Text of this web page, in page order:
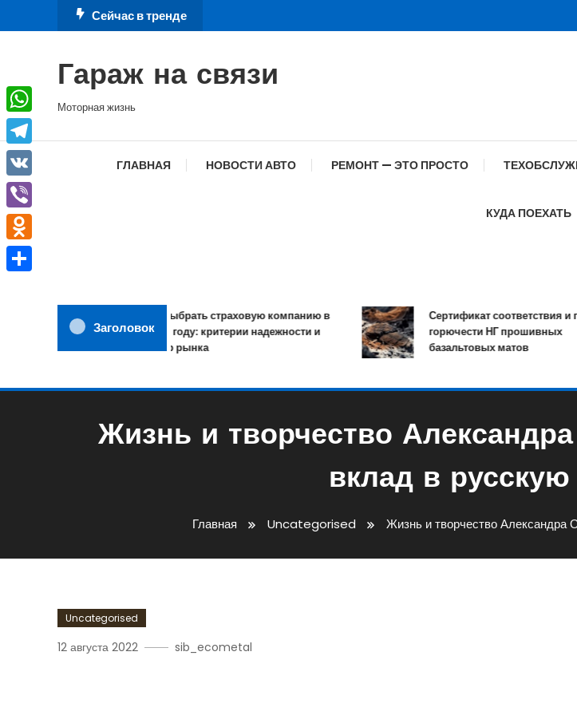
к
Сейчас в тренде
Гараж на связи
Моторная жизнь
ГЛАВНАЯ НОВОСТИ АВТО РЕМОНТ — ЭТО ПРОСТО
КУДА ПОЕХАТЬ
Заголовок
Как выбрать страховую компанию в
2026 году: критерии надежности и
обзор рынка
Сертификат соответствия и
горючести НГ прошивных
базальтовых матов
Жизнь и творчество
вклад в русскую
Главная Uncategorised Жизнь и творчество Александра
Uncategorised
12 августа 2022 sib_ecometal
WhatsApp
Telegram
VK
Viber
Odnoklassniki